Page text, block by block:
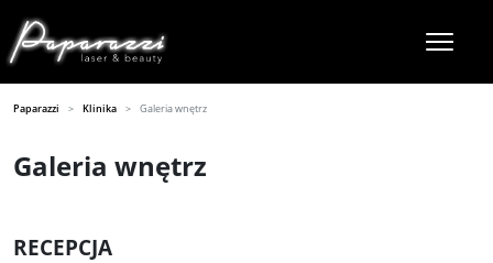
Paparazzi Klinika Galeria wnętrz
Galeria wnętrz
RECEPCJA